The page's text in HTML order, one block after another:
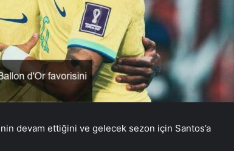
devam ettiğini ve gelecek sezon için Santos’a